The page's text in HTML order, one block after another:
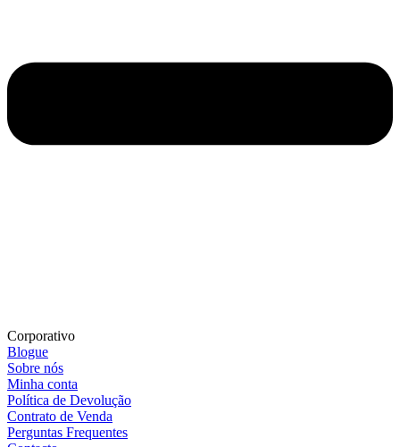
Corporativo
Blogue
Sobre nós
Minha conta
Política de Devolução
Contrato de Venda
Perguntas Frequentes